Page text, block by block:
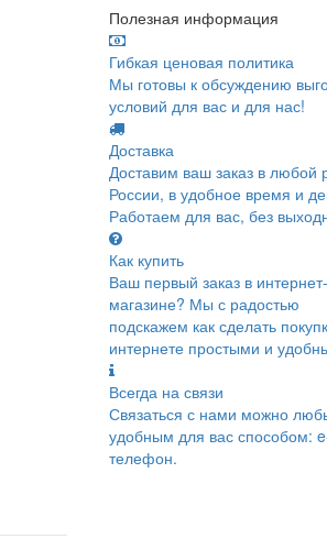
Полезная информация
Гибкая ценовая политика
Мы готовы к обсуждению
условий для вас и для нас!
Доставка
Доставим ваш заказ в любой
России, в удобное время и
Работаем для вас, без
Как купить
Ваш первый заказ в интернет-
магазине? Мы с радостью
подскажем как сделать
интернете простыми и
Всегда на связи
Связаться с нами можно
удобным для вас способом:
телефон.